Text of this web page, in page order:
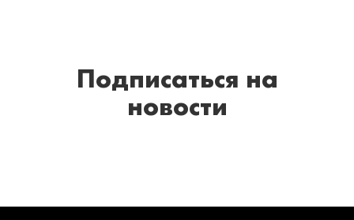
Подписаться на
новости